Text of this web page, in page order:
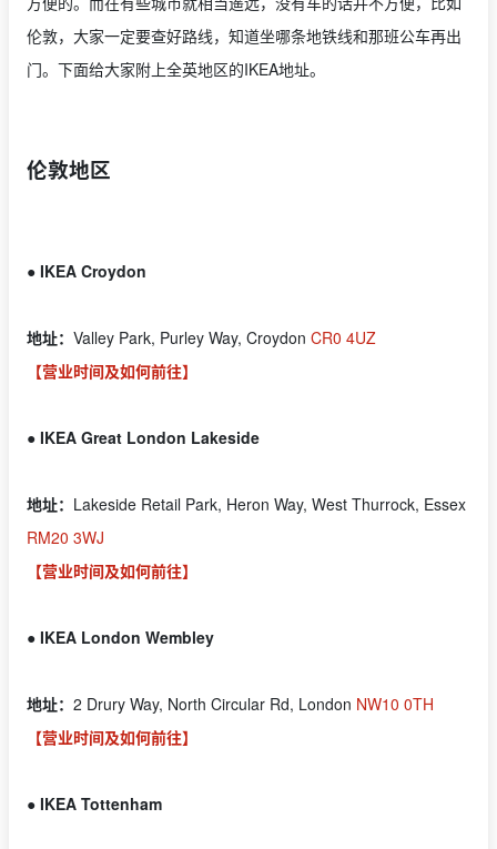
伦敦，大家一定要查好路线，知道坐哪条地铁线和那班公车再出
门。下面给大家附上全英地区的IKEA地址。
伦敦地区
● IKEA Croydon
地址： Valley Park, Purley Way, Croydon CR0 4UZ
【营业时间及如何前往】
● IKEA Great London Lakeside
地址： Lakeside Retail Park, Heron Way, West Thurrock, Essex
RM20 3WJ
【营业时间及如何前往】
● IKEA London Wembley
地址： 2 Drury Way, North Circular Rd, London NW10 0TH
【营业时间及如何前往】
● IKEA Tottenham